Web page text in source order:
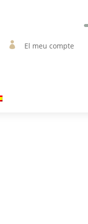
 El meu compte